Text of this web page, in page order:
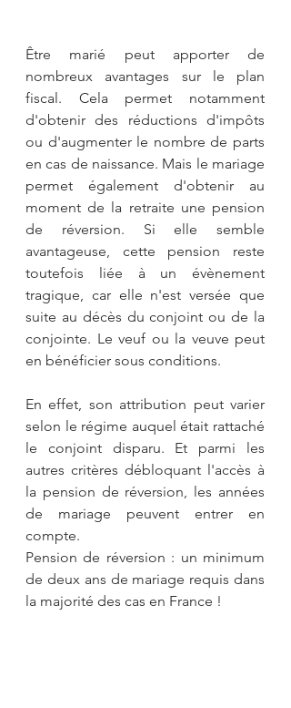
Être marié peut apporter de
nombreux avantages sur le plan
fiscal. Cela permet notamment
d'obtenir des réductions d'impôts
ou d'augmenter le nombre de parts
en cas de naissance. Mais le mariage
permet également d'obtenir au
moment de la retraite une pension
de réversion. Si elle semble
avantageuse, cette pension reste
toutefois liée à un évènement
tragique, car elle n'est versée que
suite au décès du conjoint ou de la
conjointe. Le veuf ou la veuve peut
en bénéficier sous conditions.
En effet, son attribution peut varier
selon le régime auquel était rattaché
le conjoint disparu. Et parmi les
autres critères débloquant l'accès à
la pension de réversion, les années
de mariage peuvent entrer en
compte.
Pension de réversion : un minimum
de deux ans de mariage requis dans
la majorité des cas en France !